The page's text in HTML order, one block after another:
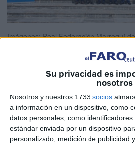
Su privacidad es
nosotros
Nosotros y nuestros 1733 socios
a información en un dispositivo, como
datos personales, como identificadores
estándar enviada por un dispositivo
personalizado, medición de publicidad
Imágenes: Real Federación Marroquí
Marruecos continúa acumulando
materia futbolística, y es que hace
llevado a cabo lainauguración de
África , que estará ubicada en el
Mohammed VI en Salé.